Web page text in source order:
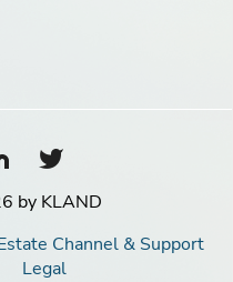
by KLAND
Channel & Support
Legal